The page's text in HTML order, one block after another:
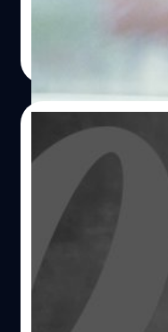
| 849
Aaron Taylor-
เจรจารับบท
สนใจแต่บทบาทข
สยบข่าวลือ! แอรอน
Johnson ยังไม่เจรจ
ตอนนี้สนใจแต่บทบาท
ประภาส อยู่เย็น